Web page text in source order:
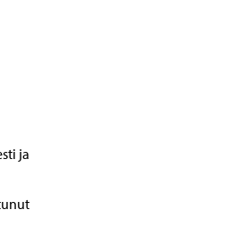
ja